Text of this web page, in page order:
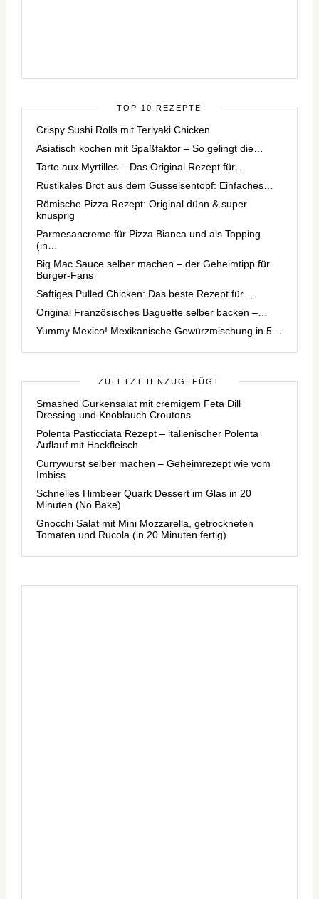
TOP 10 REZEPTE
Crispy Sushi Rolls mit Teriyaki Chicken
Asiatisch kochen mit Spaßfaktor – So gelingt die…
Tarte aux Myrtilles – Das Original Rezept für…
Rustikales Brot aus dem Gusseisentopf: Einfaches…
Römische Pizza Rezept: Original dünn & super
knusprig
Parmesancreme für Pizza Bianca und als Topping
(in…
Big Mac Sauce selber machen – der Geheimtipp für
Burger-Fans
Saftiges Pulled Chicken: Das beste Rezept für…
Original Französisches Baguette selber backen –…
Yummy Mexico! Mexikanische Gewürzmischung in 5…
ZULETZT HINZUGEFÜGT
Smashed Gurkensalat mit cremigem Feta Dill
Dressing und Knoblauch Croutons
Polenta Pasticciata Rezept – italienischer Polenta
Auflauf mit Hackfleisch
Currywurst selber machen – Geheimrezept wie vom
Imbiss
Schnelles Himbeer Quark Dessert im Glas in 20
Minuten (No Bake)
Gnocchi Salat mit Mini Mozzarella, getrockneten
Tomaten und Rucola (in 20 Minuten fertig)